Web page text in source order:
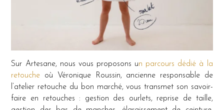
Sur Artesane, nous vous proposons un parcours dédié à la
retouche où Véronique Roussin, ancienne responsable de
l’atelier retouche du bon marché, vous transmet son savoir-
faire en retouches : gestion des ourlets, reprise de taille,